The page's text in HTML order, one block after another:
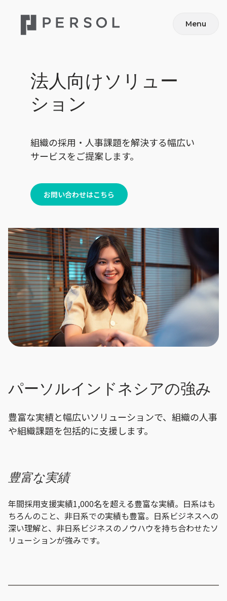
Menu
法人向けソリュー
ション
組織の採用・人事課題を解決する幅広い
サービスをご提案します。
お問い合わせはこちら
パーソルインドネシアの強み
豊富な実績と幅広いソリューションで、組織の人事
や組織課題を包括的に支援します。
豊富な実績
年間採用支援実績1,000名を超える豊富な実績。日系はも
ちろんのこと、非日系での実績も豊富。日系ビジネスへの
深い理解と、非日系ビジネスのノウハウを持ち合わせたソ
リューションが強みです。